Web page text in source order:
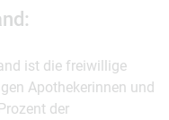
ist die freiwillige
Apothekerinnen und
der